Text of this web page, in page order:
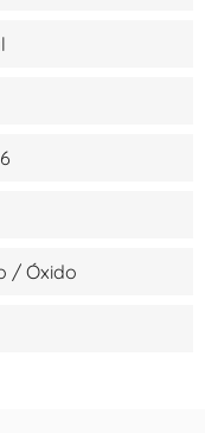
/ Óxido